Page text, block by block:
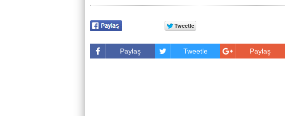
Paylaş Tweetle Paylaş